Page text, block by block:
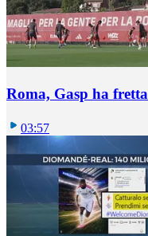
Roma, Gasp ha fretta
03:57